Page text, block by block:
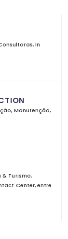
In
Manutenção,
Turismo,
Center, entre